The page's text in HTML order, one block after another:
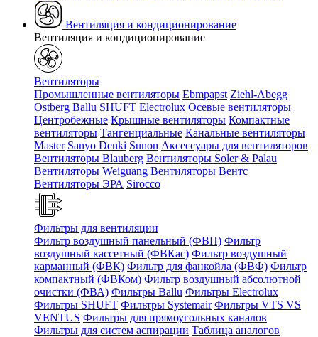
Вентиляция и кондиционирование
Вентиляция и кондиционирование
Вентиляторы
Промышленные вентиляторы Ebmpapst Ziehl-Abegg
Ostberg Ballu SHUFT Electrolux Осевые вентиляторы
Центробежные Крышные вентиляторы Компактные
вентиляторы Тангенциальные Канальные вентиляторы
Master Sanyo Denki Sunon Аксессуары для вентиляторов
Вентиляторы Blauberg Вентиляторы Soler & Palau
Вентиляторы Weiguang Вентиляторы Вентс
Вентиляторы ЭРА Sirocco
Фильтры для вентиляции
Фильтр воздушный панельный (ФВП) Фильтр
воздушный кассетный (ФВКас) Фильтр воздушный
карманный (ФВК) Фильтр для фанкойла (ФВФ) Фильтр
компактный (ФВКом) Фильтр воздушный абсолютной
очистки (ФВА) Фильтры Ballu Фильтры Electrolux
Фильтры SHUFT Фильтры Systemair Фильтры VTS VS
VENTUS Фильтры для прямоугольных каналов
Фильтры для систем аспирации Таблица аналогов